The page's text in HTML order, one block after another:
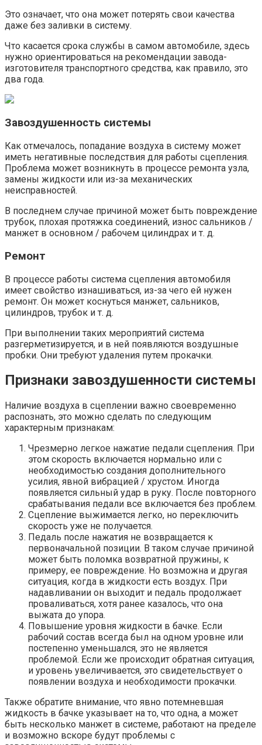
Это означает, что она может потерять свои качества
даже без заливки в систему.
Что касается срока службы в самом автомобиле, здесь
нужно ориентироваться на рекомендации завода-
изготовителя транспортного средства, как правило, это
два года.
Завоздушенность системы
Как отмечалось, попадание воздуха в систему может
иметь негативные последствия для работы сцепления.
Проблема может возникнуть в процессе ремонта узла,
замены жидкости или из-за механических
неисправностей.
В последнем случае причиной может быть повреждение
трубок, плохая протяжка соединений, износ сальников /
манжет в основном / рабочем цилиндрах и т. д.
Ремонт
В процессе работы система сцепления автомобиля
имеет свойство изнашиваться, из-за чего ей нужен
ремонт. Он может коснуться манжет, сальников,
цилиндров, трубок и т. д.
При выполнении таких мероприятий система
разгерметизируется, и в ней появляются воздушные
пробки. Они требуют удаления путем прокачки.
Признаки завоздушенности системы
Наличие воздуха в сцеплении важно своевременно
распознать, это можно сделать по следующим
характерным признакам:
Чрезмерно легкое нажатие педали сцепления. При
этом скорость включается нормально или с
необходимостью создания дополнительного
усилия, явной вибрацией / хрустом. Иногда
появляется сильный удар в руку. После повторного
срабатывания педали все включается без проблем.
Сцепление выжимается легко, но переключить
скорость уже не получается.
Педаль после нажатия не возвращается к
первоначальной позиции. В таком случае причиной
может быть поломка возвратной пружины, к
примеру, ее повреждение. Но возможна и другая
ситуация, когда в жидкости есть воздух. При
надавливании он выходит и педаль продолжает
проваливаться, хотя ранее казалось, что она
выжата до упора.
Повышение уровня жидкости в бачке. Если
рабочий состав всегда был на одном уровне или
постепенно уменьшался, это не является
проблемой. Если же происходит обратная ситуация,
и уровень увеличивается, это свидетельствует о
появлении воздуха и необходимости прокачки.
Также обратите внимание, что явно потемневшая
жидкость в бачке указывает на то, что одна, а может
быть несколько манжет в системе, работают на пределе
и возможно вскоре будут проблемы с